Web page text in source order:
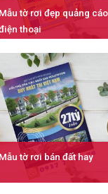
Mẫu tờ rơi đẹp quảng cáo
thoại
Mẫu tờ rơi bán đất hay